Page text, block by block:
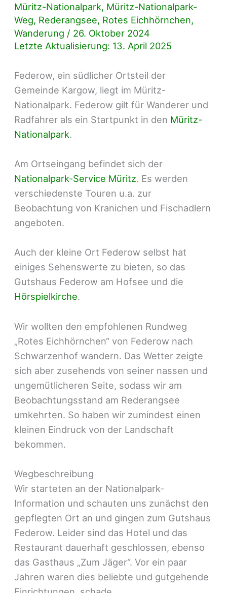
Müritz-Nationalpark, Müritz-Nationalpark-
Weg, Rederangsee, Rotes Eichhörnchen,
Wanderung / 26. Oktober 2024
Letzte Aktualisierung: 13. April 2025
Federow, ein südlicher Ortsteil der
Gemeinde Kargow, liegt im Müritz-
Nationalpark. Federow gilt für Wanderer und
Radfahrer als ein Startpunkt in den Müritz-
Nationalpark.
Am Ortseingang befindet sich der
Nationalpark-Service Müritz. Es werden
verschiedenste Touren u.a. zur
Beobachtung von Kranichen und Fischadlern
angeboten.
Auch der kleine Ort Federow selbst hat
einiges Sehenswerte zu bieten, so das
Gutshaus Federow am Hofsee und die
Hörspielkirche.
Wir wollten den empfohlenen Rundweg
„Rotes Eichhörnchen“ von Federow nach
Schwarzenhof wandern. Das Wetter zeigte
sich aber zusehends von seiner nassen und
ungemütlicheren Seite, sodass wir am
Beobachtungsstand am Rederangsee
umkehrten. So haben wir zumindest einen
kleinen Eindruck von der Landschaft
bekommen.
Wegbeschreibung
Wir starteten an der Nationalpark-
Information und schauten uns zunächst den
gepflegten Ort an und gingen zum Gutshaus
Federow. Leider sind das Hotel und das
Restaurant dauerhaft geschlossen, ebenso
das Gasthaus „Zum Jäger“. Vor ein paar
Jahren waren dies beliebte und gutgehende